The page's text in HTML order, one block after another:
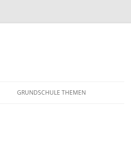
GRUNDSCHULE THEMEN